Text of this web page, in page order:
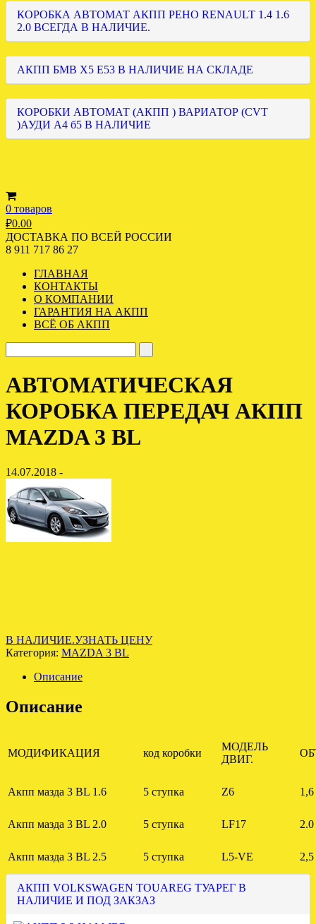
КОРОБКА АВТОМАТ АКПП РЕНО RENAULT 1.4 1.6
2.0 ВСЕГДА В НАЛИЧИЕ.
АКПП БМВ Х5 Е53 В НАЛИЧИЕ НА СКЛАДЕ
КОРОБКИ АВТОМАТ (АКПП ) ВАРИАТОР (CVT
)АУДИ А4 б5 В НАЛИЧИЕ
0 товаров
₽0.00
ДОСТАВКА ПО ВСЕЙ РОССИИ
8 911 717 86 27
ГЛАВНАЯ
КОНТАКТЫ
О КОМПАНИИ
ГАРАНТИЯ НА АКПП
ВСЁ ОБ АКПП
АВТОМАТИЧЕСКАЯ
КОРОБКА ПЕРЕДАЧ АКПП
MAZDA 3 BL
14.07.2018 -
В НАЛИЧИЕ.УЗНАТЬ ЦЕНУ
Категория: MAZDA 3 BL
Описание
Описание
МОДИФИКАЦИЯ код коробки
МОДЕЛЬ
ДВИГ.
Акпп мазда 3 BL 1.6 5 ступка Z6 1,6
Акпп мазда 3 BL 2.0 5 ступка LF17 2.0
Акпп мазда 3 BL 2.5 5 ступка L5-VE 2,5
АКПП VOLKSWAGEN TOUAREG ТУАРЕГ В
НАЛИЧИЕ И ПОД ЗАКЗАЗ